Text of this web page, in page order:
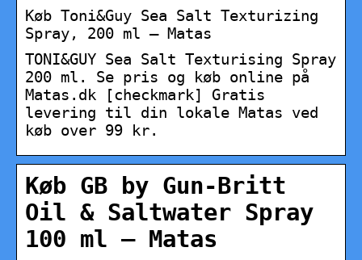
Køb Toni&Guy Sea Salt Texturizing
Spray, 200 ml – Matas
TONI&GUY Sea Salt Texturising Spray
200 ml. Se pris og køb online på
Matas.dk [checkmark] Gratis
levering til din lokale Matas ved
køb over 99 kr.
Køb GB by Gun-Britt
Oil & Saltwater Spray
100 ml – Matas